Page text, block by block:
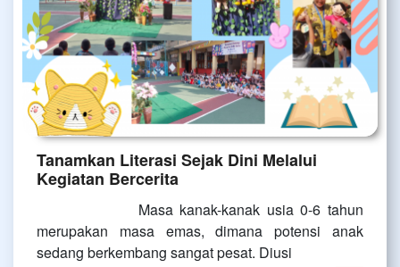
Tanamkan Literasi Sejak Dini Melalui
Kegiatan Bercerita
Masa kanak-kanak usia 0-6 tahun
merupakan masa emas, dimana potensi anak
sedang berkembang sangat pesat. Diusi